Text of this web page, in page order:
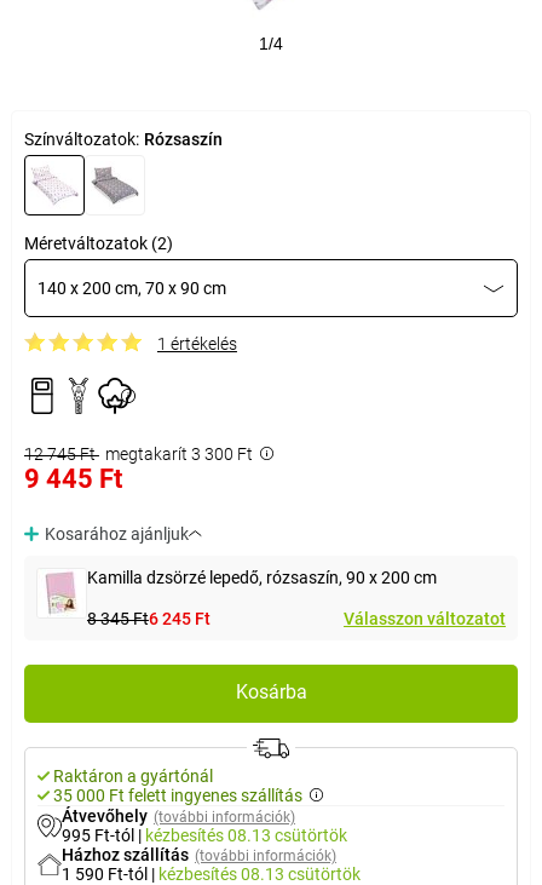
1/4
Színváltozatok: Rózsaszín
Méretváltozatok (2)
140 x 200 cm, 70 x 90 cm
1 értékelés
12 745 Ft megtakarít 3 300 Ft
9 445 Ft
Kosarához ajánljuk
Kamilla dzsörzé lepedő, rózsaszín, 90 x 200 cm
8 345 Ft6 245 Ft Válasszon változatot
Kosárba
Raktáron a gyártónál
35 000 Ft felett ingyenes szállítás
Átvevőhely (további információk)
995 Ft-tól | kézbesítés08.13 csütörtök
Házhoz szállítás (további információk)
1 590 Ft-tól | kézbesítés08.13 csütörtök